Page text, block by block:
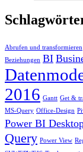
Abrufen und transformieren
Beziehungen BI
2016 Gantt Get &
MS-Query Office-Design
Power BI
Query Power View